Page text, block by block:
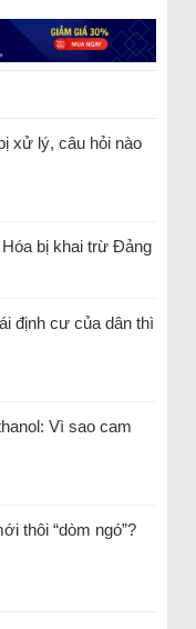
xử lý, câu hỏi nào
bị khai trừ Đảng
định cư của dân thì
Vì sao cam
thôi “dòm ngó”?